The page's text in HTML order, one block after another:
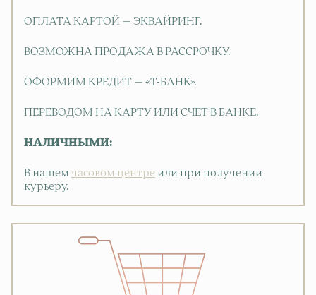
ОПЛАТА КАРТОЙ — ЭКВАЙРИНГ.
ВОЗМОЖНА ПРОДАЖА В РАССРОЧКУ.
ОФОРМИМ КРЕДИТ — «Т-БАНК».
ПЕРЕВОДОМ НА КАРТУ ИЛИ СЧЕТ В БАНКЕ.
НАЛИЧНЫМИ:
В нашем часовом центре или при получении
курьеру.